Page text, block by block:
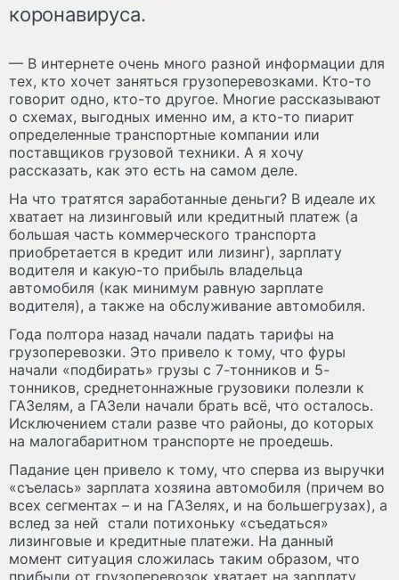
коронавируса.
— В интернете очень много разной информации для
тех, кто хочет заняться грузоперевозками. Кто-то
говорит одно, кто-то другое. Многие рассказывают
о схемах, выгодных именно им, а кто-то пиарит
определенные транспортные компании или
поставщиков грузовой техники. А я хочу
рассказать, как это есть на самом деле.
На что тратятся заработанные деньги? В идеале их
хватает на лизинговый или кредитный платеж (а
большая часть коммерческого транспорта
приобретается в кредит или лизинг), зарплату
водителя и какую-то прибыль владельца
автомобиля (как минимум равную зарплате
водителя), а также на обслуживание автомобиля.
Года полтора назад начали падать тарифы на
грузоперевозки. Это привело к тому, что фуры
начали «подбирать» грузы с 7-тонников и 5-
тонников, среднетоннажные грузовики полезли к
ГАЗелям, а ГАЗели начали брать всё, что осталось.
Исключением стали разве что районы, до которых
на малогабаритном транспорте не проедешь.
Падание цен привело к тому, что сперва из выручки
«съелась» зарплата хозяина автомобиля (причем во
всех сегментах – и на ГАЗелях, и на большегрузах), а
вслед за ней стали потихоньку «съедаться»
лизинговые и кредитные платежи. На данный
момент ситуация сложилась таким образом, что
прибыли от грузоперевозок хватает на зарплату